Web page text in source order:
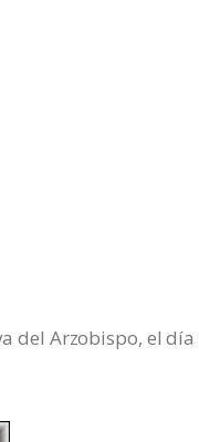
del Arzobispo, el día